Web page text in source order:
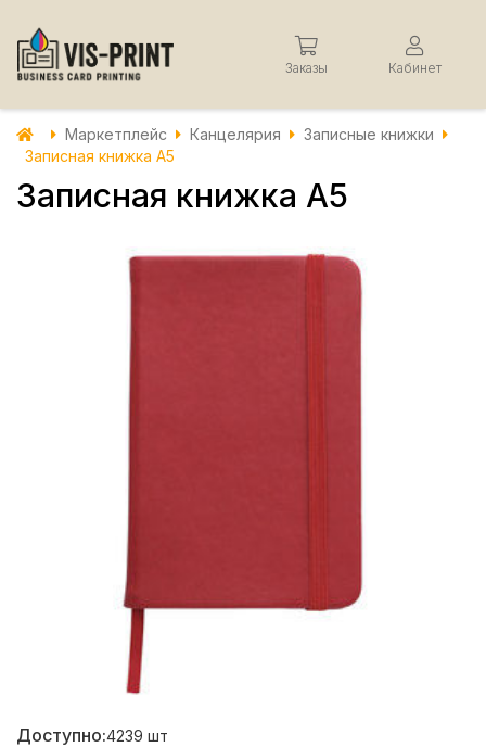
Заказы Кабинет
Маркетплейс Канцелярия
Записные книжки
Записная книжка А5
Записная книжка А5
Доступно:4239 шт